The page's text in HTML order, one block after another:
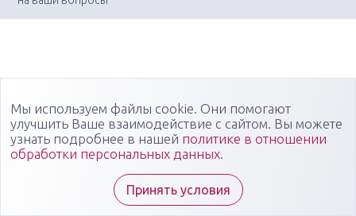
Мы используем файлы cookie. Они помогают
улучшить Ваше взаимодействие с сайтом. Вы можете
узнать подробнее в нашей политике в отношении
обработки персональных данных.
Принять условия